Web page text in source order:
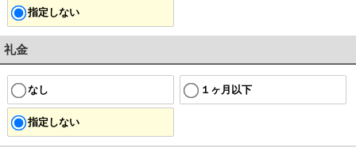
指定しない
礼金
なし １ヶ月以下
指定しない